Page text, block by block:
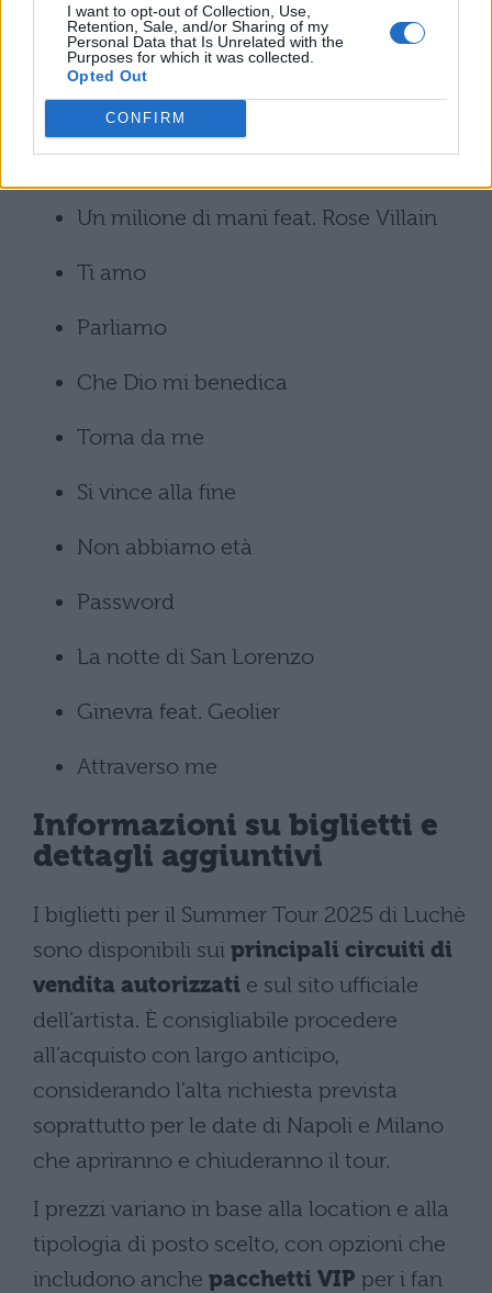
I want to opt-out of Collection, Use,
Retention, Sale, and/or Sharing of my
Personal Data that Is Unrelated with the
Purposes for which it was collected.
Opted Out
CONFIRM
Il mio ricordo
Miami Vice feat. Sfera Ebbasta e Shiva
Nada
Un milione di mani feat. Rose Villain
Ti amo
Parliamo
Che Dio mi benedica
Torna da me
Si vince alla fine
Non abbiamo età
Password
La notte di San Lorenzo
Ginevra feat. Geolier
Attraverso me
Informazioni su biglietti e
dettagli aggiuntivi
I biglietti per il Summer Tour 2025 di Luchè
sono disponibili sui principali circuiti di
vendita autorizzati e sul sito ufficiale
dell’artista. È consigliabile procedere
all’acquisto con largo anticipo,
considerando l’alta richiesta prevista
soprattutto per le date di Napoli e Milano
che apriranno e chiuderanno il tour.
I prezzi variano in base alla location e alla
tipologia di posto scelto, con opzioni che
includono anche pacchetti VIP per i fan